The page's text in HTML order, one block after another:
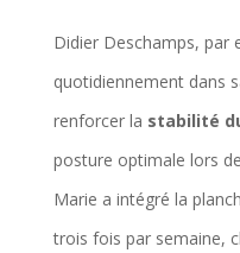
Didier Deschamps, par
quotidiennement dans
renforcer la stabilité
posture optimale lors
Marie a intégré la
trois fois par semaine,